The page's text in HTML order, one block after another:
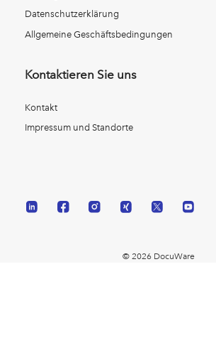
Datenschutzerklärung
Allgemeine Geschäftsbedingungen
Kontaktieren Sie uns
Kontakt
Impressum und Standorte
© 2026 DocuWare